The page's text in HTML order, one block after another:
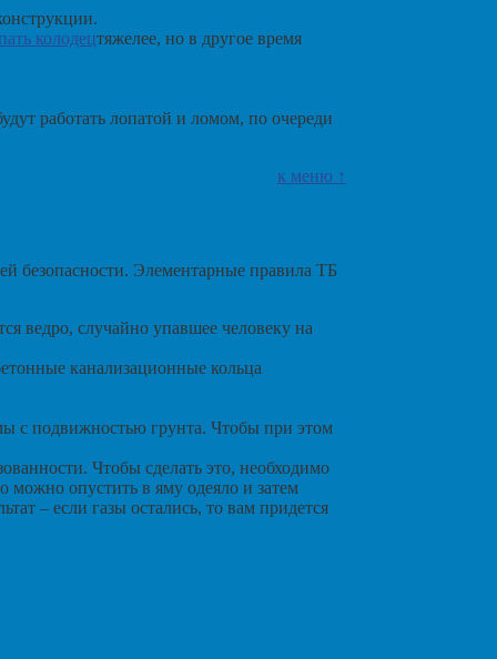
колодецтяжелее, но в другое время
работать лопатой и ломом, по очереди
к меню ↑
безопасности. Элементарные правила ТБ
ведро, случайно упавшее человеку на
канализационные кольца
с подвижностью грунта. Чтобы при этом
Чтобы сделать это, необходимо
можно опустить в яму одеяло и затем
– если газы остались, то вам придется